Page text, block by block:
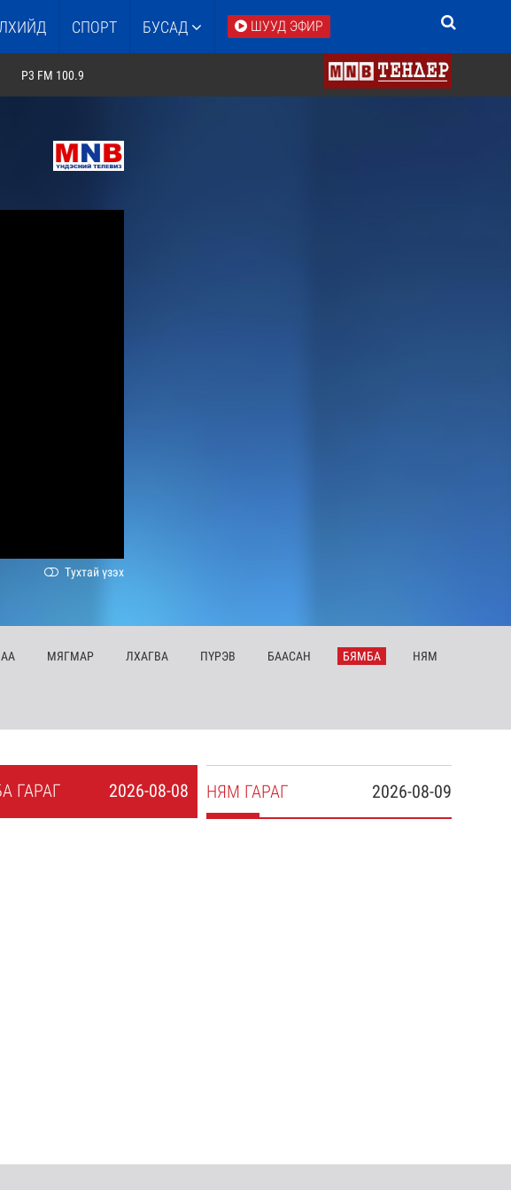
СПОРТ БУСАД ШУУД ЭФИР
P3 FM 100.9
Тухтай үзэх
МЯГМАР ЛХАГВА ПҮРЭВ БААСАН БЯМБА НЯМ
2026-08-08
ГАРАГ 2026-08-09
НЯМ ГАРАГ